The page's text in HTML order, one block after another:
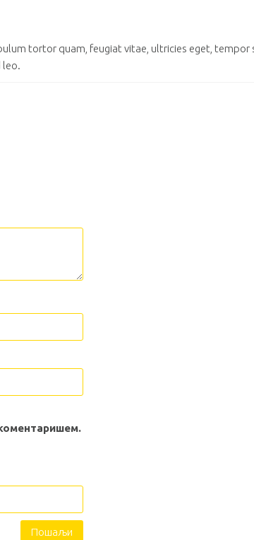
tortor quam, feugiat vitae, ultricies eget, tempor
leo.